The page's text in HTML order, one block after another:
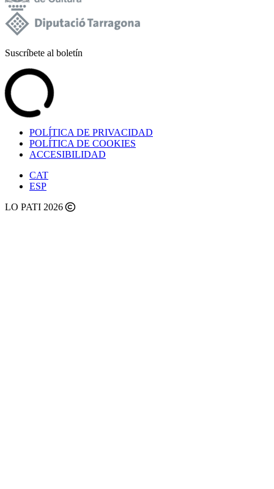
Suscríbete al boletín
POLÍTICA DE PRIVACIDAD
POLÍTICA DE COOKIES
ACCESIBILIDAD
CAT
ESP
LO PATI 2026